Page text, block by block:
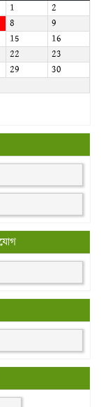
1
2
8
9
15
16
22
23
29
30